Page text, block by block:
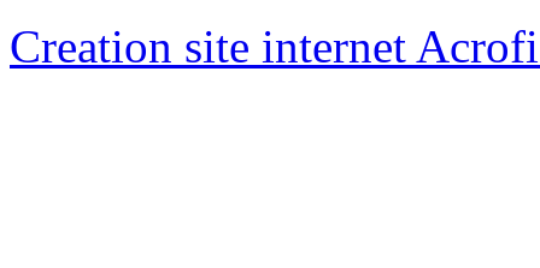
Creation site internet